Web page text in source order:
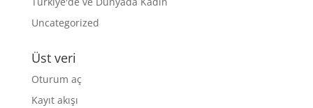
Uncategorized
Üst veri
Oturum aç
Kayıt akışı